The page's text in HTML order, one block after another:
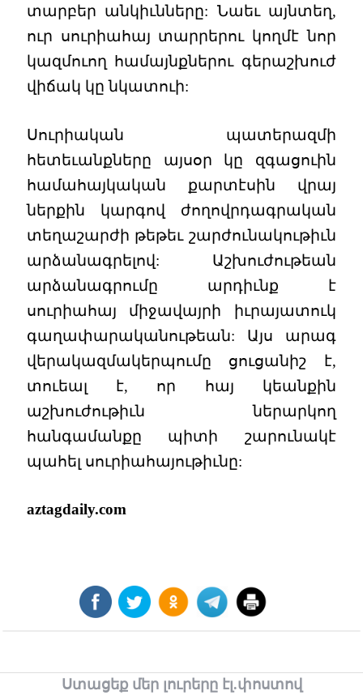
տարբեր անկիւնները: Նաեւ այնտեղ,
ուր սուրիահայ տարրերու կողմէ նոր
կազմուող համայնքներու գերաշխուժ
վիճակ կը նկատուի:
Սուրիական պատերազմի
հետեւանքները այսօր կը զգացուին
համահայկական քարտէսին վրայ
ներքին կարգով ժողովրդագրական
տեղաշարժի թեթեւ շարժունակութիւն
արձանագրելով: Աշխուժութեան
արձանագրումը արդիւնք է
սուրիահայ միջավայրի իւրայատուկ
գաղափարականութեան: Այս արագ
վերակազմակերպումը ցուցանիշ է,
տուեալ է, որ հայ կեանքին
աշխուժութիւն ներարկող
հանգամանքը պիտի շարունակէ
պահել սուրիահայութիւնը:
aztagdaily.com
Ստացեք մեր լուրերը էլ.փոստով